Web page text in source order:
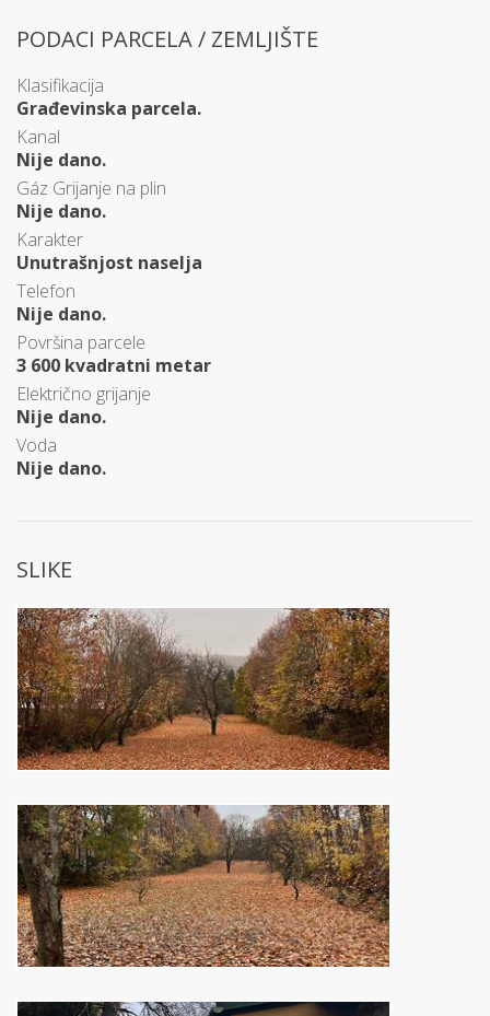
PODACI PARCELA / ZEMLJIŠTE
Klasifikacija
Građevinska parcela.
Kanal
Nije dano.
Gáz Grijanje na plin
Nije dano.
Karakter
Unutrašnjost naselja
Telefon
Nije dano.
Površina parcele
3 600 kvadratni metar
Električno grijanje
Nije dano.
Voda
Nije dano.
SLIKE